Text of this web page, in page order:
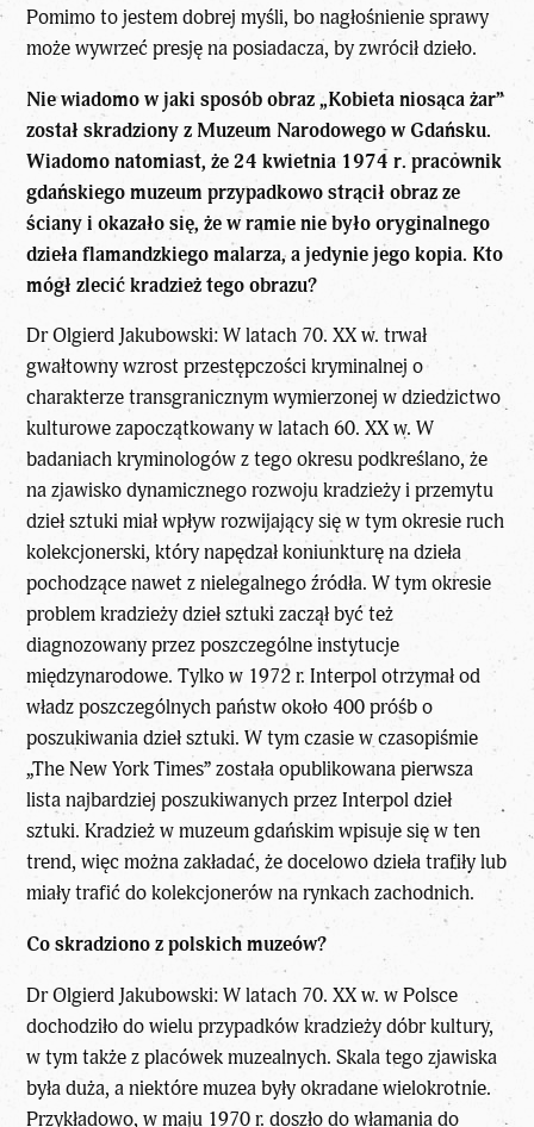
Pomimo to jestem dobrej myśli, bo nagłośnienie sprawy
może wywrzeć presję na posiadacza, by zwrócił dzieło.
Nie wiadomo w jaki sposób obraz „Kobieta niosąca żar”
został skradziony z Muzeum Narodowego w Gdańsku.
Wiadomo natomiast, że 24 kwietnia 1974 r. pracownik
gdańskiego muzeum przypadkowo strącił obraz ze
ściany i okazało się, że w ramie nie było oryginalnego
dzieła flamandzkiego malarza, a jedynie jego kopia. Kto
mógł zlecić kradzież tego obrazu?
Dr Olgierd Jakubowski: W latach 70. XX w. trwał
gwałtowny wzrost przestępczości kryminalnej o
charakterze transgranicznym wymierzonej w dziedzictwo
kulturowe zapoczątkowany w latach 60. XX w. W
badaniach kryminologów z tego okresu podkreślano, że
na zjawisko dynamicznego rozwoju kradzieży i przemytu
dzieł sztuki miał wpływ rozwijający się w tym okresie ruch
kolekcjonerski, który napędzał koniunkturę na dzieła
pochodzące nawet z nielegalnego źródła. W tym okresie
problem kradzieży dzieł sztuki zaczął być też
diagnozowany przez poszczególne instytucje
międzynarodowe. Tylko w 1972 r. Interpol otrzymał od
władz poszczególnych państw około 400 próśb o
poszukiwania dzieł sztuki. W tym czasie w czasopiśmie
„The New York Times” została opublikowana pierwsza
lista najbardziej poszukiwanych przez Interpol dzieł
sztuki. Kradzież w muzeum gdańskim wpisuje się w ten
trend, więc można zakładać, że docelowo dzieła trafiły lub
miały trafić do kolekcjonerów na rynkach zachodnich.
Co skradziono z polskich muzeów?
Dr Olgierd Jakubowski: W latach 70. XX w. w Polsce
dochodziło do wielu przypadków kradzieży dóbr kultury,
w tym także z placówek muzealnych. Skala tego zjawiska
była duża, a niektóre muzea były okradane wielokrotnie.
Przykładowo, w maju 1970 r. doszło do włamania do